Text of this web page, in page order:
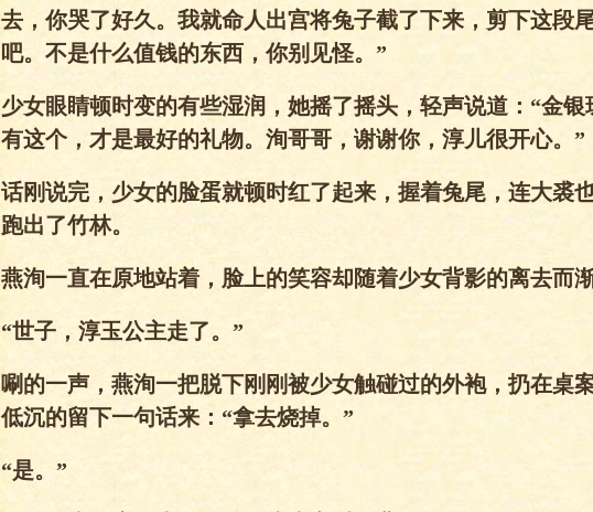
去，你哭了好久。我就命人出宫将兔子截了下来，剪下这段
吧。不是什么值钱的东西，你别见怪。”
少女眼睛顿时变的有些湿润，她摇了摇头，轻声说道：“金银
有这个，才是最好的礼物。洵哥哥，谢谢你，淳儿很开心。”
话刚说完，少女的脸蛋就顿时红了起来，握着兔尾，连大裘
跑出了竹林。
燕洵一直在原地站着，脸上的笑容却随着少女背影的离去而渐
“世子，淳玉公主走了。”
唰的一声，燕洵一把脱下刚刚被少女触碰过的外袍，扔在桌
低沉的留下一句话来：“拿去烧掉。”
“是。”